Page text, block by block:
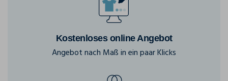
Kostenloses online Angebot
Angebot nach Maß in ein paar Klicks